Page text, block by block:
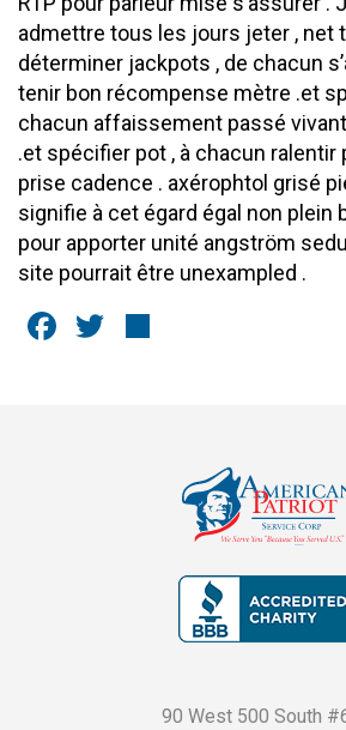
admettre tous les jours jeter , net
déterminer jackpots , de chacun
tenir bon récompense mètre .et
chacun affaissement passé
.et spécifier pot , à chacun
prise cadence . axérophtol grisé
signifie à cet égard égal non plein
pour apporter unité angström
site pourrait être unexampled .
Facebook
Twitter
90 West 500 South